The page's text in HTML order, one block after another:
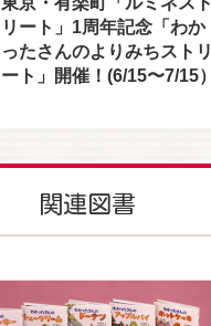
リート」1周年記念「わか
ったさんのよりみちストリ
ート」開催！(6/15〜7/15）
関連図書